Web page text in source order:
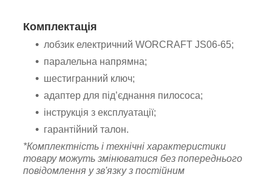
Комплектація
лобзик електричний WORCRAFT JS06‑65;
паралельна напрямна;
шестигранний ключ;
адаптер для під’єднання пилососа;
інструкція з експлуатації;
гарантійний талон.
*Комплектність і технічні характеристики
товару можуть змінюватися без попереднього
повідомлення у зв'язку з постійним